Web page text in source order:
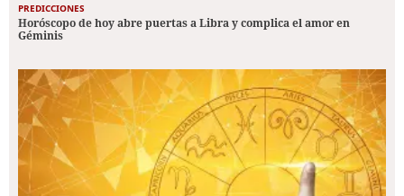
PREDICCIONES
Horóscopo de hoy abre puertas a Libra y complica el amor en
Géminis